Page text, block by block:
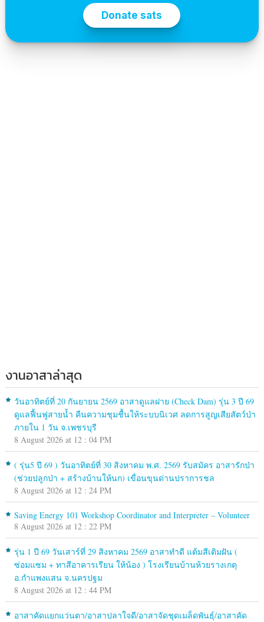
งานอาสาล่าสุด
วันอาทิตย์ที่ 20 กันยายน 2569 อาสาดูแลฝาย (Check Dam) รุ่น 3 ปี 69
ดูแลฟื้นฟูสายน้ำ คืนความชุมชื้นให้ระบบนิเวศ ลดการสูญเสียสัตว์ป่า
ภายใน 1 วัน จ.เพชรบุรี
8 August 2026 at 12 : 04 PM
( รุ่น5 ปี 69 ) วันอาทิตย์ที่ 30 สิงหาคม พ.ศ. 2569 รับสมัคร อาสารักป่า
(ช่วยปลูกป่า + สร้างบ้านให้นก) เขื่อนขุนด่านปราการชล
8 August 2026 at 12 : 24 PM
Saving Energy 101 Workshop Coordinator and Interpreter – Volunteer
8 August 2026 at 12 : 22 PM
รุ่น 1 ปี 69 วันเสาร์ที่ 29 สิงหาคม 2569 อาสาทำดี แต้มสีเติมฝัน (
ซ่อมแซม + ทาสีอาคารเรียน ให้น้อง ) โรงเรียนบ้านห้วยรางเกตุ
อ.กำแพงแสน จ.นครปฐม
8 August 2026 at 12 : 44 PM
อาสาคัดแยกแว่นตา/อาสาปลาใจดี/อาสาจัดชุดเมล็ดพันธุ์/อาสาคัด